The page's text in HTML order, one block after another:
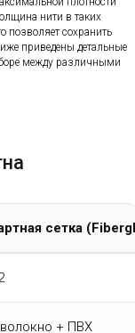
нити в таких
позволяет сохранить
приведены детальные
между различными
сетка
+ ПВХ